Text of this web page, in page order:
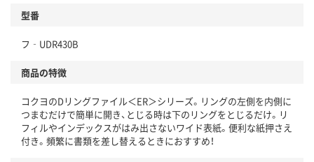
型番
フ‐UDR430B
商品の特徴
コクヨのDリングファイル＜ER＞シリーズ。リングの左側を内側に
つまむだけで簡単に開き、とじる時は下のリングをとじるだけ。リ
フィルやインデックスがはみ出さないワイド表紙。便利な紙押さえ
付き。頻繁に書類を差し替えるときにおすすめ！